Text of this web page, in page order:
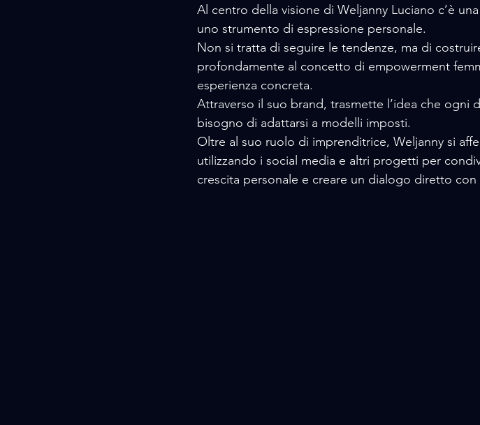
Al centro della visione di Weljanny Luciano c’è
uno strumento di espressione personale.
Non si tratta di seguire le tendenze, ma di
profondamente al concetto di empowerment
esperienza concreta.
Attraverso il suo brand, trasmette l’idea che ogni
bisogno di adattarsi a modelli imposti.
Oltre al suo ruolo di imprenditrice, Weljanny si
utilizzando i social media e altri progetti per
crescita personale e creare un dialogo diretto